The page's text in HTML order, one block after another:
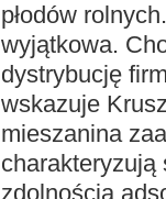
płodów
wyjątkowa.
dystrybucję
wskazuje
mieszanina
charakteryzują
zdolnością